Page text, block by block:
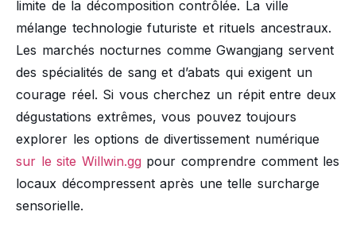
limite de la décomposition contrôlée. La ville
mélange technologie futuriste et rituels ancestraux.
Les marchés nocturnes comme Gwangjang servent
des spécialités de sang et d’abats qui exigent un
courage réel. Si vous cherchez un répit entre deux
dégustations extrêmes, vous pouvez toujours
explorer les options de divertissement numérique
sur le site Willwin.gg pour comprendre comment les
locaux décompressent après une telle surcharge
sensorielle.